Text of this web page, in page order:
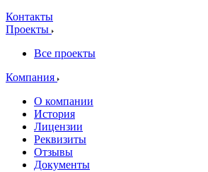
Контакты
Проекты
Все проекты
Компания
О компании
История
Лицензии
Реквизиты
Отзывы
Документы